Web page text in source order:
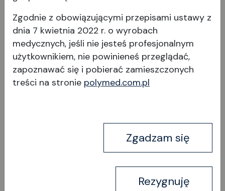
Eckardt 27g/0,4mm
Zgodnie z obowiązującymi przepisami ustawy z
dnia 7 kwietnia 2022 r. o wyrobach
medycznych, jeśli nie jesteś profesjonalnym
użytkownikiem, nie powinieneś przeglądać,
zapoznawać się i pobierać zamieszczonych
treści na stronie polymed.com.pl
Zgadzam się
Rezygnuję